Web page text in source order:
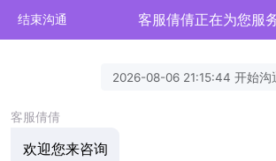
结束沟通 客服倩倩正在为您服
2026-08-06 21:15:44 开始沟
客服倩倩
欢迎您来咨询